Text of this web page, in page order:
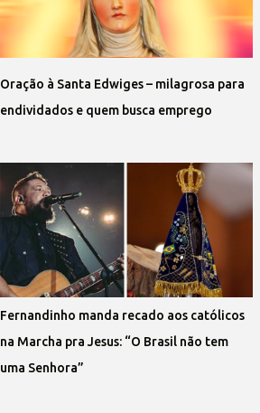
Oração à Santa Edwiges – milagrosa para
endividados e quem busca emprego
Fernandinho manda recado aos católicos
na Marcha pra Jesus: “O Brasil não tem
uma Senhora”